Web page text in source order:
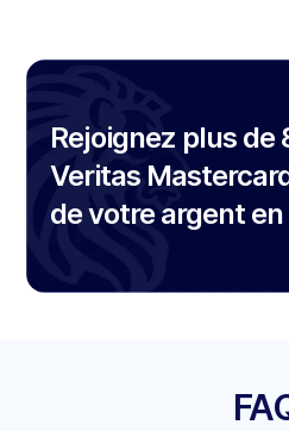
Rejoignez plus
Veritas
de votre argent